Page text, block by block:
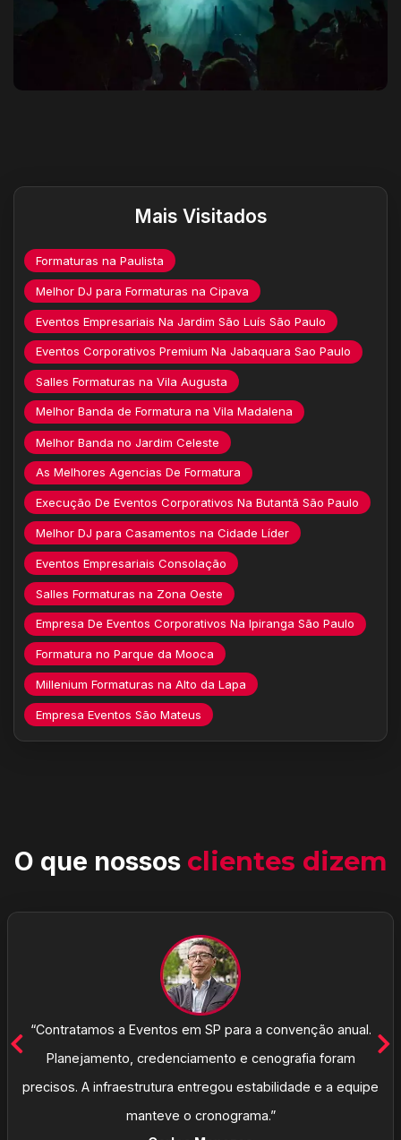
Mais Visitados
Formaturas na Paulista
Melhor DJ para Formaturas na Cipava
Eventos Empresariais Na Jardim São Luís São Paulo
Eventos Corporativos Premium Na Jabaquara Sao Paulo
Salles Formaturas na Vila Augusta
Melhor Banda de Formatura na Vila Madalena
Melhor Banda no Jardim Celeste
As Melhores Agencias De Formatura
Execução De Eventos Corporativos Na Butantã São Paulo
Melhor DJ para Casamentos na Cidade Líder
Eventos Empresariais Consolação
Salles Formaturas na Zona Oeste
Empresa De Eventos Corporativos Na Ipiranga São Paulo
Formatura no Parque da Mooca
Millenium Formaturas na Alto da Lapa
Empresa Eventos São Mateus
O que nossos clientes dizem
“Contratamos a Eventos em SP para a convenção anual.
Planejamento, credenciamento e cenografia foram
precisos. A infraestrutura entregou estabilidade e a equipe
manteve o cronograma.”